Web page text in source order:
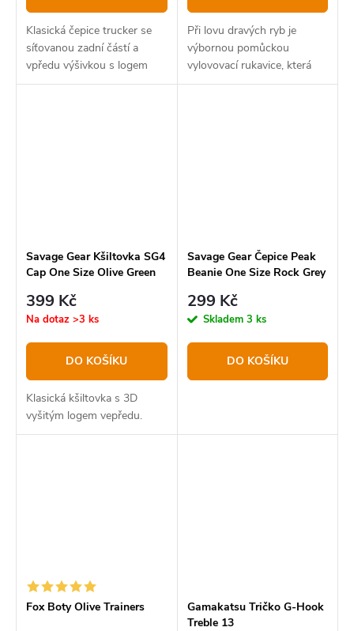
Klasická čepice trucker se
síťovanou zadní částí a
vpředu výšivkou s logem
Při lovu dravých ryb je
výbornou pomůckou
vylovovací rukavice, která
ochrání ruku před
Savage Gear Kšiltovka SG4
Cap One Size Olive Green
399 Kč
Na dotaz >3 ks
DO KOŠÍKU
Klasická kšiltovka s 3D
vyšitým logem vepředu.
Savage Gear Čepice Peak
Beanie One Size Rock Grey
299 Kč
Skladem 3 ks
DO KOŠÍKU
Fox Boty Olive Trainers
Gamakatsu Tričko G-Hook
Treble 13